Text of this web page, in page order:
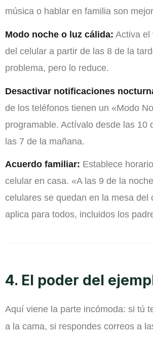
música o hablar en familia son
Modo noche o luz cálida: Activa el
del celular a partir de las 8 de la
problema, pero lo reduce.
Desactivar notificaciones
de los teléfonos tienen un «Modo
programable. Actívalo desde las 10
las 7 de la mañana.
Acuerdo familiar: Establece
celular en casa. «A las 9 de la
celulares se quedan en la mesa del
aplica para todos, incluidos los
4. El poder del
Aquí viene la parte incómoda: si tú
a la cama, si respondes correos a